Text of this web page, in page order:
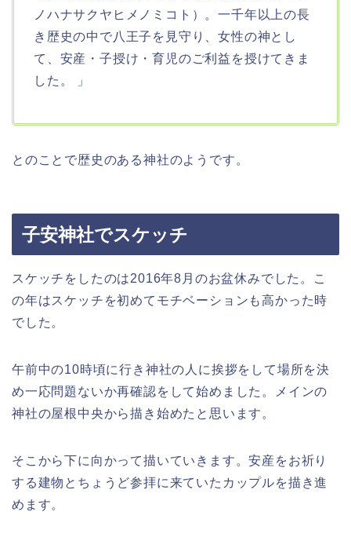
ノハナサクヤヒメノミコト）。一千年以上の長
き歴史の中で八王子を見守り、女性の神とし
て、安産・子授け・育児のご利益を授けてきま
した。 」
とのことで歴史のある神社のようです。
子安神社でスケッチ
スケッチをしたのは2016年8月のお盆休みでした。こ
の年はスケッチを初めてモチベーションも高かった時
でした。
午前中の10時頃に行き神社の人に挨拶をして場所を決
め一応問題ないか再確認をして始めました。メインの
神社の屋根中央から描き始めたと思います。
そこから下に向かって描いていきます。安産をお祈り
する建物とちょうど参拝に来ていたカップルを描き進
めます。